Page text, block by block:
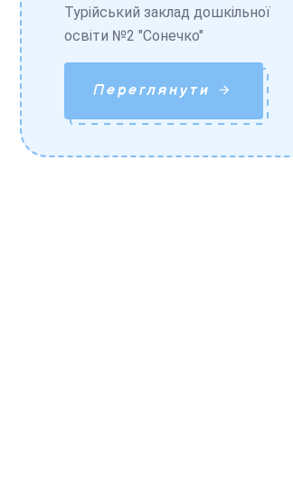
Турійський заклад дошкільної
освіти №2 "Сонечко"
Переглянути